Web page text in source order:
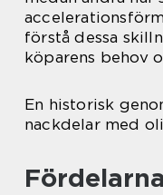
förstå dessa
köparens behov
En historisk
nackdelar med